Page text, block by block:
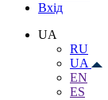
Вхiд
UA
RU
UA
EN
ES